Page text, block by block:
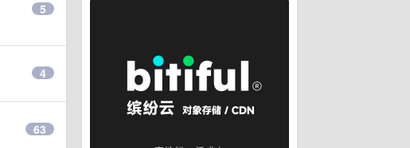
5
4
63